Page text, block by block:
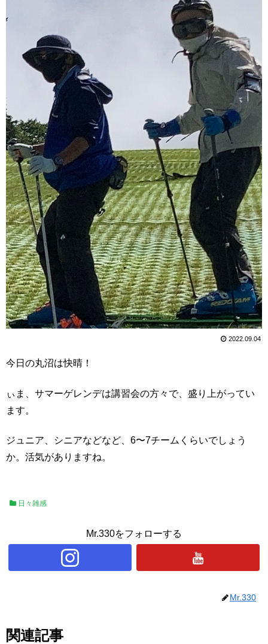
2022.09.04
今日の丸沼は快晴！
ぃま、サマーゲレンデは講習会の方々で、盛り上がってい
ます。
ジュニア、シニアなどなど、6〜7チームくらいでしょう
か。活気がありますね。
日々雑感
Mr.330をフォローする
Mr.330
関連記事